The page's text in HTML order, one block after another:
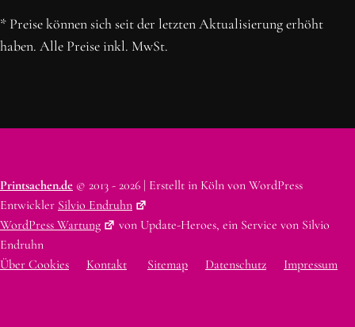
* Preise können sich seit der letzten Aktualisierung erhöht
haben. Alle Preise inkl. MwSt.
Printsachen.de © 2013 - 2026 | Erstellt in Köln von WordPress
Entwickler Silvio Endruhn
WordPress Wartung
von Update-Heroes, ein Service von Silvio
Endruhn
Über Cookies
Kontakt Sitemap Datenschutz Impressum